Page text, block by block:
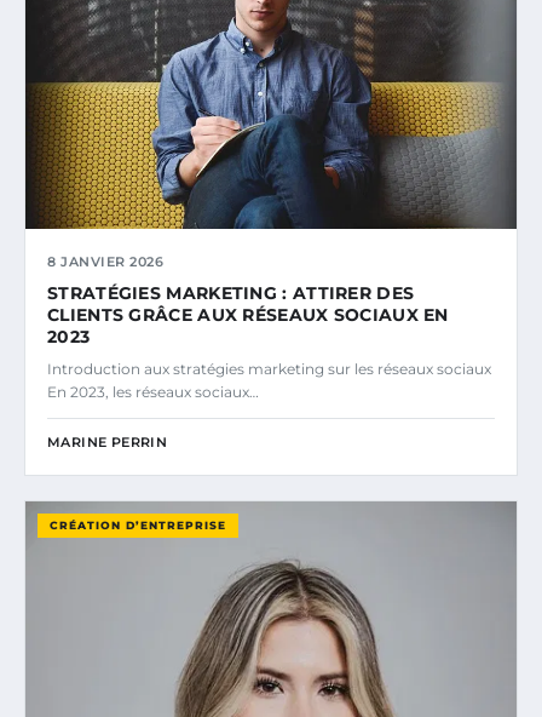
8 JANVIER 2026
STRATÉGIES MARKETING : ATTIRER DES
CLIENTS GRÂCE AUX RÉSEAUX SOCIAUX EN
2023
Introduction aux stratégies marketing sur les réseaux sociaux
En 2023, les réseaux sociaux…
MARINE PERRIN
CRÉATION D’ENTREPRISE